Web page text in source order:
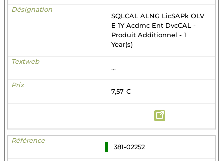
SQLCAL ALNG LicSAPk OLV
E 1Y Acdmc Ent DvcCAL -
Produit Additionnel - 1
Year(s)
...
7,57 €
381-02252